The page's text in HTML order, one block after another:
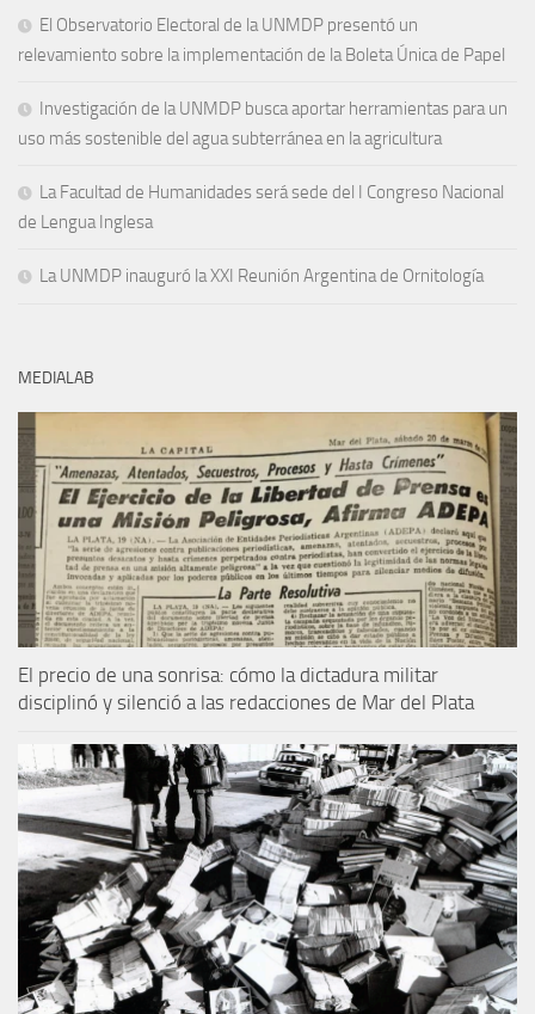
El Observatorio Electoral de la UNMDP presentó un
relevamiento sobre la implementación de la Boleta Única de Papel
Investigación de la UNMDP busca aportar herramientas para un
uso más sostenible del agua subterránea en la agricultura
La Facultad de Humanidades será sede del I Congreso Nacional
de Lengua Inglesa
La UNMDP inauguró la XXI Reunión Argentina de Ornitología
MEDIALAB
El precio de una sonrisa: cómo la dictadura militar
disciplinó y silenció a las redacciones de Mar del Plata